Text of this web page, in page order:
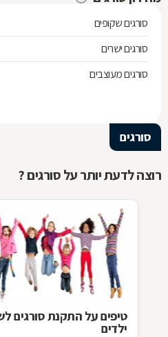
סורגים שקופים
סורגים ישרים
סורגים מעוצבים
סורגים
רוצה לדעת יותר על סורגים ?
טיפים על התקנת סורגים
ילדים